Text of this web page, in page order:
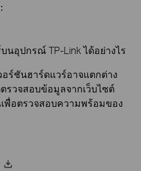
นอุปกรณ์ TP-Link ได้อย่างไร
อร์ชันฮาร์ดแวร์อาจแตกต่าง
วจสอบข้อมูลจากเว็บไซต์
พื่อตรวจสอบความพร้อมของ